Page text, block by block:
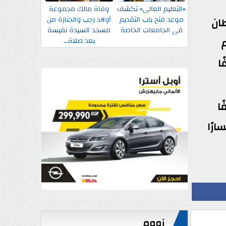
إصابة بسرطان
وإجراء 59 ألفًا
مع تدريب 30 ألفًا
واستقبال 30 ألفًا و215 استفسارًا
«التعليم العالى» تكشف
موعد فتح باب التقديم
فى الجامعات الخاصة
وفاة مالك مجموعة
أولاد رجب والجنازة من
مسجد السيدة نفيسة
بعد صلاة...